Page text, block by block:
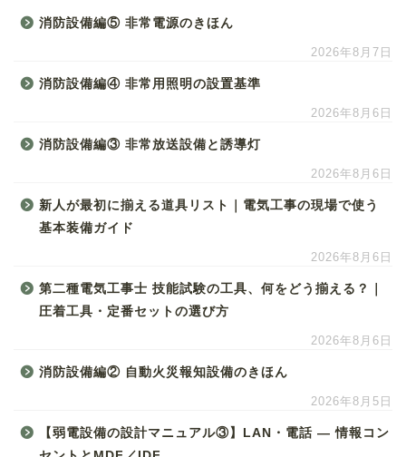
消防設備編⑤ 非常電源のきほん
2026年8月7日
消防設備編④ 非常用照明の設置基準
2026年8月6日
消防設備編③ 非常放送設備と誘導灯
2026年8月6日
新人が最初に揃える道具リスト｜電気工事の現場で使う
基本装備ガイド
2026年8月6日
第二種電気工事士 技能試験の工具、何をどう揃える？｜
圧着工具・定番セットの選び方
2026年8月6日
消防設備編② 自動火災報知設備のきほん
2026年8月5日
【弱電設備の設計マニュアル③】LAN・電話 ― 情報コン